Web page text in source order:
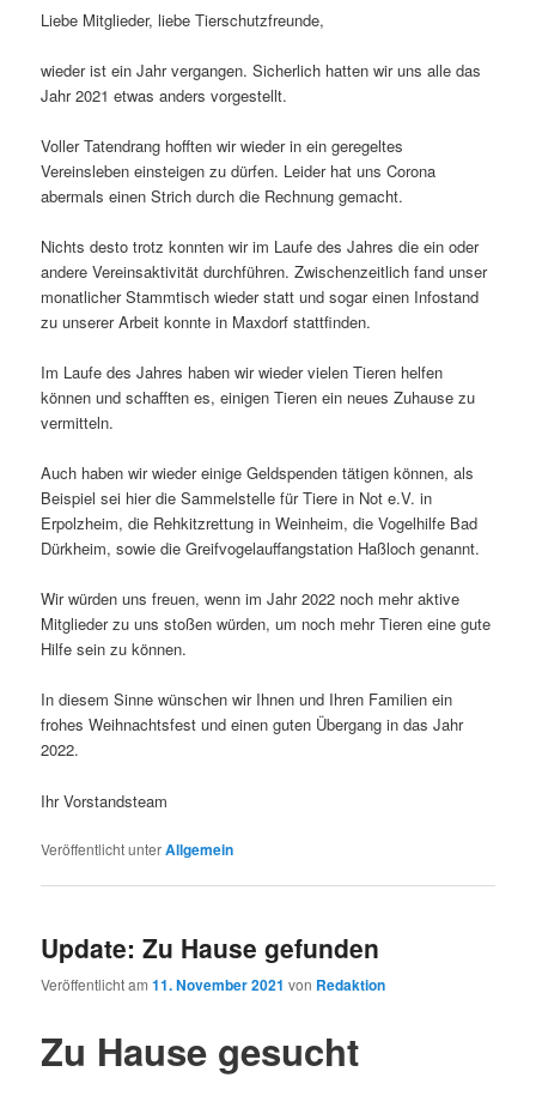
Liebe Mitglieder, liebe Tierschutzfreunde,
wieder ist ein Jahr vergangen. Sicherlich hatten wir uns alle das
Jahr 2021 etwas anders vorgestellt.
Voller Tatendrang hofften wir wieder in ein geregeltes
Vereinsleben einsteigen zu dürfen. Leider hat uns Corona
abermals einen Strich durch die Rechnung gemacht.
Nichts desto trotz konnten wir im Laufe des Jahres die ein oder
andere Vereinsaktivität durchführen. Zwischenzeitlich fand unser
monatlicher Stammtisch wieder statt und sogar einen Infostand
zu unserer Arbeit konnte in Maxdorf stattfinden.
Im Laufe des Jahres haben wir wieder vielen Tieren helfen
können und schafften es, einigen Tieren ein neues Zuhause zu
vermitteln.
Auch haben wir wieder einige Geldspenden tätigen können, als
Beispiel sei hier die Sammelstelle für Tiere in Not e.V. in
Erpolzheim, die Rehkitzrettung in Weinheim, die Vogelhilfe Bad
Dürkheim, sowie die Greifvogelauffangstation Haßloch genannt.
Wir würden uns freuen, wenn im Jahr 2022 noch mehr aktive
Mitglieder zu uns stoßen würden, um noch mehr Tieren eine gute
Hilfe sein zu können.
In diesem Sinne wünschen wir Ihnen und Ihren Familien ein
frohes Weihnachtsfest und einen guten Übergang in das Jahr
2022.
Ihr Vorstandsteam
Veröffentlicht unterAllgemein
Update: Zu Hause gefunden
Veröffentlicht am11. November 2021 von Redaktion
Zu Hause gesucht